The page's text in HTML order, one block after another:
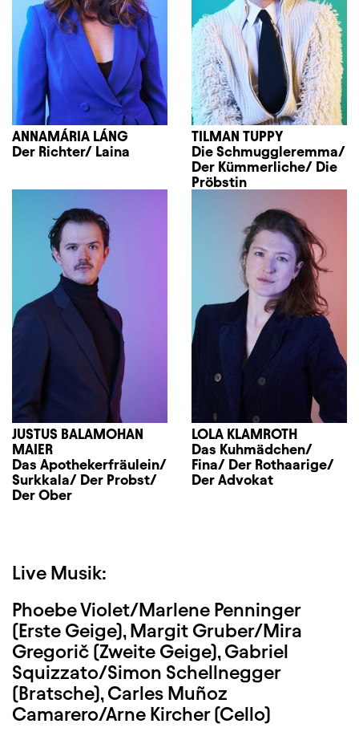
ANNAMÁRIA LÁNG
Der Richter/ Laina
TILMAN TUPPY
Die Schmuggleremma/
Der Kümmerliche/ Die
Pröbstin
JUSTUS BALAMOHAN
MAIER
Das Apothekerfräulein/
Surkkala/ Der Probst/
Der Ober
LOLA KLAMROTH
Das Kuhmädchen/
Fina/ Der Rothaarige/
Der Advokat
Live Musik:
Phoebe Violet/Marlene Penninger
(Erste Geige), Margit Gruber/Mira
Gregorič (Zweite Geige), Gabriel
Squizzato/Simon Schellnegger
(Bratsche), Carles Muñoz
Camarero/Arne Kircher (Cello)